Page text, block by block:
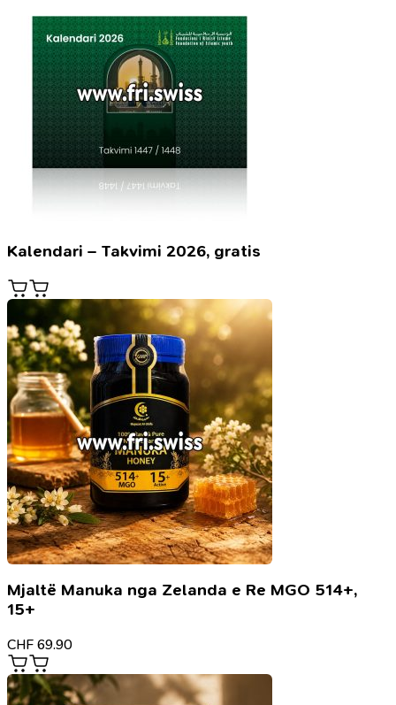
Kalendari – Takvimi 2026, gratis
Mjaltë Manuka nga Zelanda e Re MGO 514+,
15+
CHF 69.90